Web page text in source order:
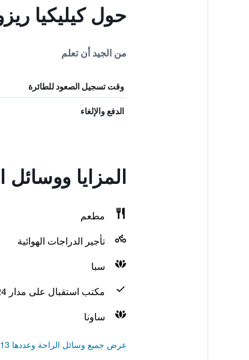
حول كيليكيا
من الجيد أن تعلم
وقت تسجيل الصعود للطائرة
الدفع والإلغاء
المزايا
مطعم
تأجير الدراجات الهوائية
سبا
مكتب استقبال على مدار 24 ساعة
ساونا
عرض جميع وسائل الراحة وعددها 13